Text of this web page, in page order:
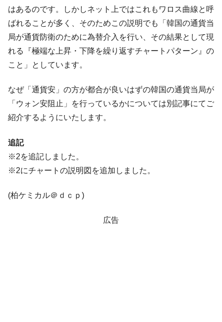
はあるのです。しかしネット上ではこれもワロス曲線と呼
ばれることが多く、そのためこの説明でも「韓国の通貨当
局が通貨防衛のために為替介入を行い、その結果として現
れる『極端な上昇・下降を繰り返すチャートパターン』の
こと」としています。
なぜ「通貨安」の方が都合が良いはずの韓国の通貨当局が
「ウォン安阻止」を行っているかについては別記事にてご
紹介するようにいたします。
追記
※2を追記しました。
※2にチャートの説明図を追加しました。
(柏ケミカル＠ｄｃｐ)
広告